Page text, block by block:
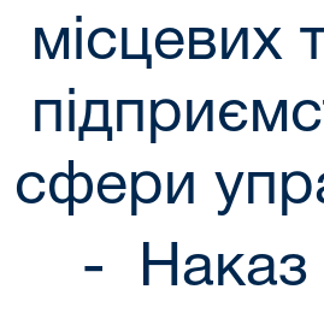
місцевих
сфери
-
Наказ